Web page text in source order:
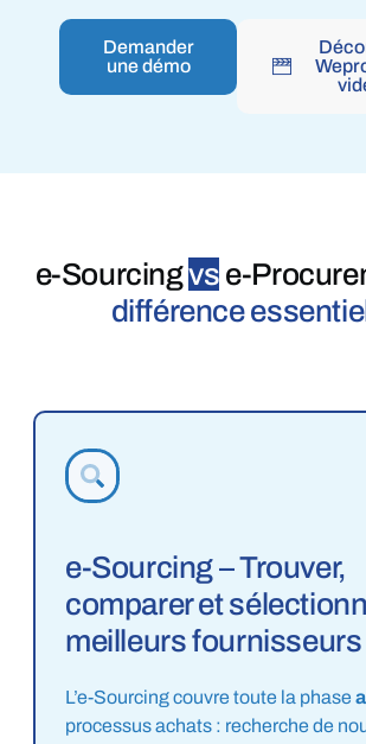
Demander
une démo
e-Sourcingvs e-
différence
e-Sourcing – Trouver,
comparer et
meilleurs fournisseurs
L’e-Sourcing couvre toute la phase
processus achats : recherche de